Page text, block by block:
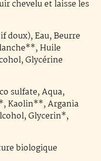
chevelu et laisse les
doux), Eau, Beurre
Huile
Glycérine
sulfate, Aqua,
Kaolin**, Argania
Glycerin*,
biologique